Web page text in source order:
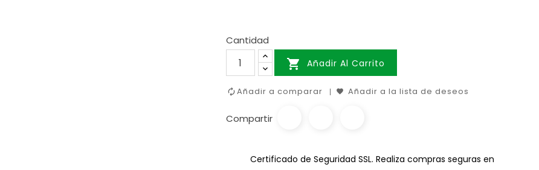
Cantidad
 Añadir Al Carrito
Añadir a comparar Añadir a la lista de deseos
Compartir
Certificado de Seguridad SSL. Realiza compras seguras en